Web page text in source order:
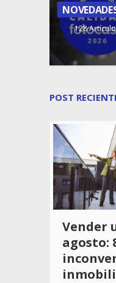
128
POST
Vender
agosto: